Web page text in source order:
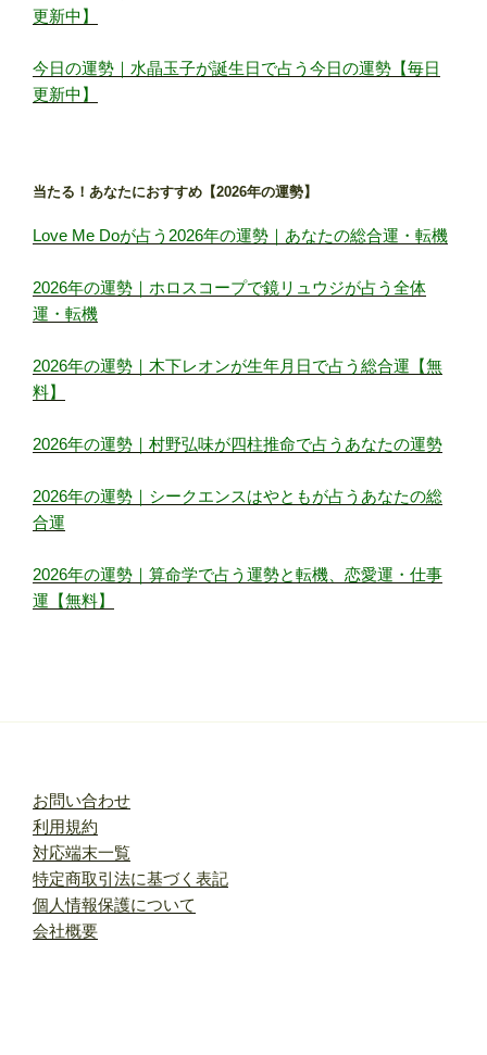
更新中】
今日の運勢｜水晶玉子が誕生日で占う今日の運勢【毎日
更新中】
当たる！あなたにおすすめ【2026年の運勢】
Love Me Doが占う2026年の運勢｜あなたの総合運・転機
2026年の運勢｜ホロスコープで鏡リュウジが占う全体
運・転機
2026年の運勢｜木下レオンが生年月日で占う総合運【無
料】
2026年の運勢｜村野弘味が四柱推命で占うあなたの運勢
2026年の運勢｜シークエンスはやともが占うあなたの総
合運
2026年の運勢｜算命学で占う運勢と転機、恋愛運・仕事
運【無料】
お問い合わせ
利用規約
対応端末一覧
特定商取引法に基づく表記
個人情報保護について
会社概要